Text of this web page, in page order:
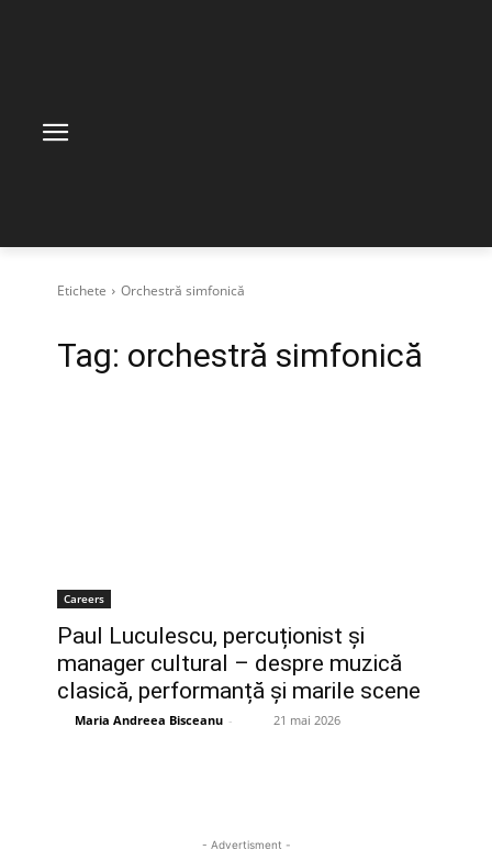
Etichete Orchestră simfonică
Tag: orchestră simfonică
Careers
Paul Luculescu, percuționist și
manager cultural – despre muzică
clasică, performanță și marile scene
Maria Andreea Bisceanu - 21 mai 2026
- Advertisment -